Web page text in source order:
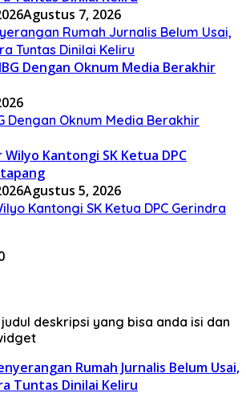
Agustus 7, 2026
Rumah Jurnalis Belum Usai,
Tuntas Dinilai Keliru
Dengan Oknum Media Berakhir
Agustus 5, 2026
Kantongi SK Ketua DPC Gerindra
deskripsi yang bisa anda isi dan